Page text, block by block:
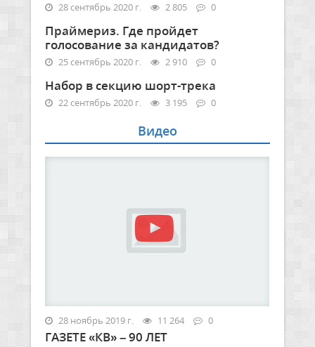
28 сентябрь 2020 г. 2 805 0
Праймериз. Где пройдет
голосование за кандидатов?
25 сентябрь 2020 г. 2 910 0
Набор в секцию шорт-трека
22 сентябрь 2020 г. 3 195 0
Видео
28 ноябрь 2019 г. 11 264 0
ГАЗЕТЕ «КВ» – 90 ЛЕТ